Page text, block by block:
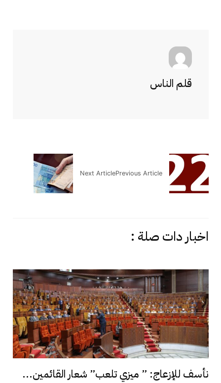
قلم الناس
Previous Article
Next Article
اخبار دات صلة :
نأسف للإزعاج: ” ميزي تلعب” شعار القائمين...